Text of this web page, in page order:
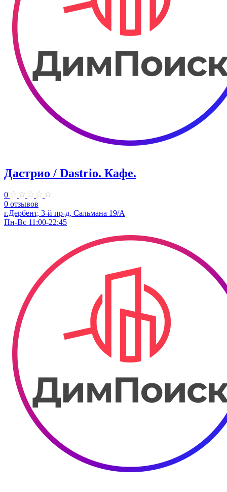
Дастрио / Dastrio. Кафе.
0
0 отзывов
г.Дербент, 3-й пр-д, Сальмана 19/А
Пн-Вс 11:00-22:45